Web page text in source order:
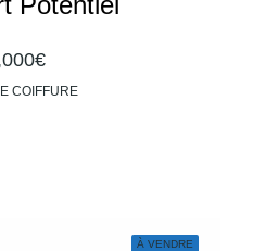
COIFFURE
À VENDRE